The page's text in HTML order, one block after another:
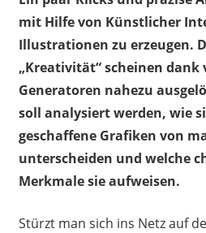
mit Hilfe von Künstlicher
Illustrationen zu erzeugen.
„Kreativität“ scheinen dank
Generatoren nahezu
soll analysiert werden, wie
geschaffene Grafiken von
unterscheiden und welche
Merkmale sie aufweisen.
Stürzt man sich ins Netz auf